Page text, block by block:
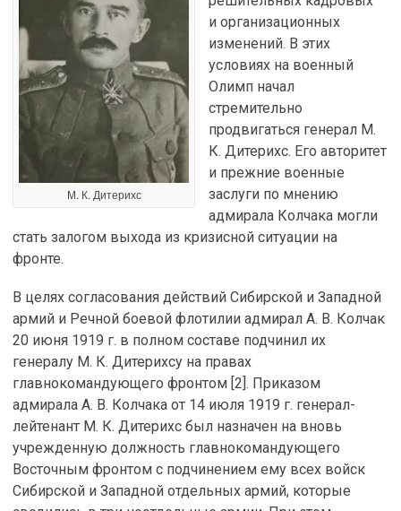
М. К. Дитерихс
и организационных
изменений. В этих
условиях на военный
Олимп начал
стремительно
продвигаться генерал М.
К. Дитерихс. Его авторитет
и прежние военные
заслуги по мнению
адмирала Колчака могли
стать залогом выхода из кризисной ситуации на
фронте.
В целях согласования действий Сибирской и Западной
армий и Речной боевой флотилии адмирал А. В. Колчак
20 июня 1919 г. в полном составе подчинил их
генералу М. К. Дитерихсу на правах
главнокомандующего фронтом [2]. Приказом
адмирала А. В. Колчака от 14 июля 1919 г. генерал-
лейтенант М. К. Дитерихс был назначен на вновь
учрежденную должность главнокомандующего
Восточным фронтом с подчинением ему всех войск
Сибирской и Западной отдельных армий, которые